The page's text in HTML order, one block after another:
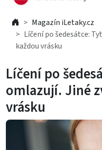
Magazín iLetaky.cz
Líčení po šedesátce:
každou vrásku
Líčení po
omlazují. Jiné
vrásku